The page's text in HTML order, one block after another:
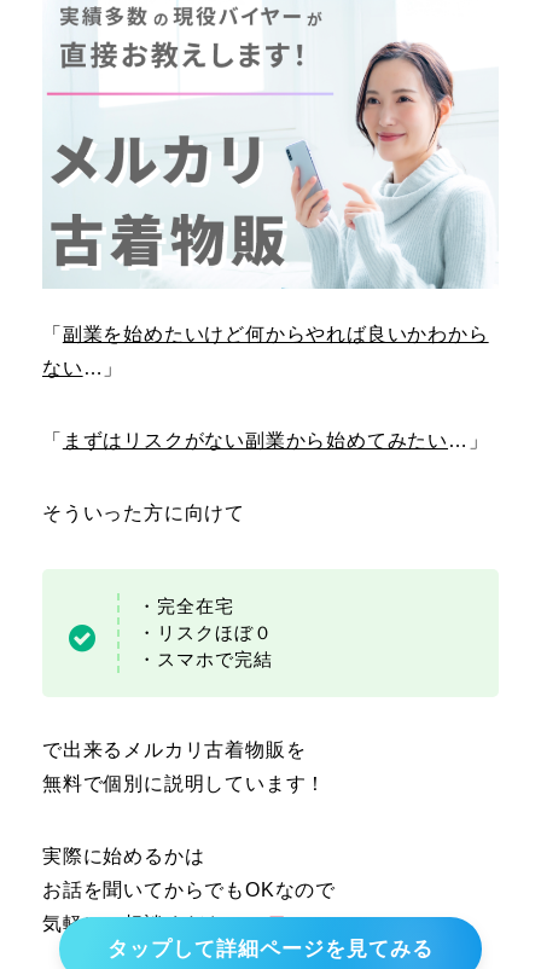
「 副業を始めたいけど何からやれば良いかわから
ない …」
「 まずはリスクがない副業から始めてみたい …」
そういった方に向けて
・完全在宅
・リスクほぼ０
・スマホで完結
で出来るメルカリ古着物販を
無料で個別に説明しています！
実際に始めるかは
お話を聞いてからでもOKなので
気軽にご相談ください！
タップして詳細ページを見てみる